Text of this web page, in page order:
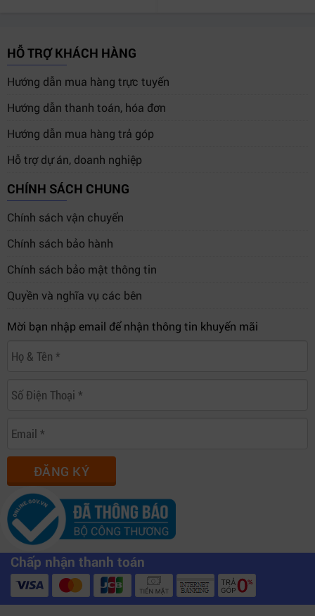
cầu xử lý chuyên sâu.
Nếu bạn đang tìm kiếmmáy tính trạm bền bỉ, ổn định
và hiệu quảcho doanh nghiệp hay phòng làm việc cá
nhân, đây chính là lựa chọn không thể bỏ qua.
5. Thông Tin liên Hệ
Đi cùng với đó công ty
cấp thêm các hãng khác như:
Không chỉ cung cấp sản phẩm, chúng tôi còn có dịch
bị như: Màn hình, thiết bị mạng, máy in, máy tính, máy
chiếu, ups,... Đồng hành và hỗ trợ tận tâm cho các anh
Thành Phố Hồ Chí Minh
Website: https://htt.com.vn/
HỖ TRỢ KHÁCH HÀNG
Hướng dẫn mua hàng trực tuyến
Hướng dẫn thanh toán, hóa đơn
Hướng dẫn mua hàng trả góp
Hỗ trợ dự án, doanh nghiệp
CHÍNH SÁCH CHUNG
Chính sách vận chuyển
Chính sách bảo hành
Chính sách bảo mật thông tin
Quyền và nghĩa vụ các bên
Mời bạn nhập email để nhận thông tin khuyến mãi
ĐĂNG KÝ
Chấp nhận thanh toán